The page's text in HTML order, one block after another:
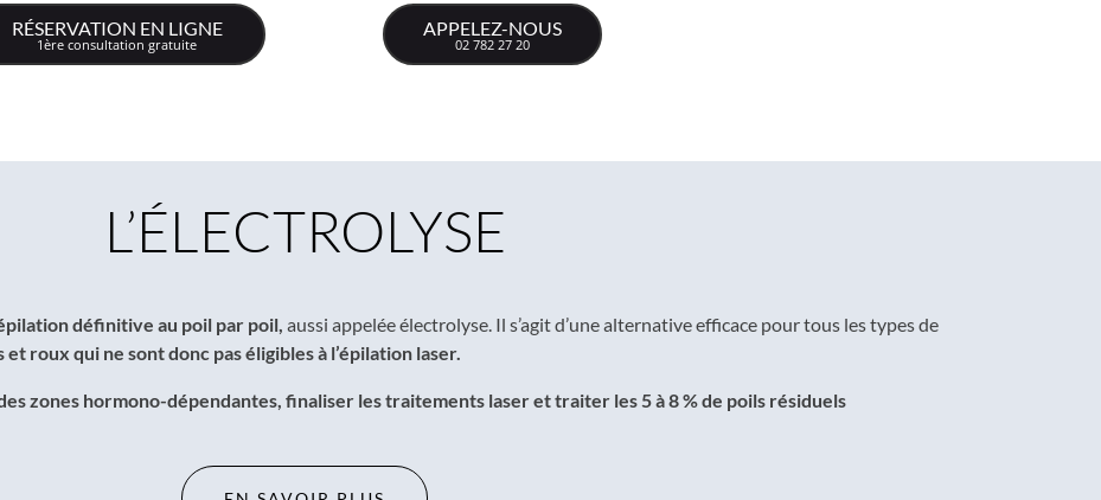
RÉSERVATION EN LIGNE
1ère consultation gratuite
APPELEZ-NOUS
02 782 27 20
L’ÉLECTROLYSE
définitive au poil par poil, aussi appelée électrolyse. Il s’agit d’une alternative efficace pour tous les types de
roux qui ne sont donc pas éligibles à l’épilation laser.
zones hormono-dépendantes, finaliser les traitements laser et traiter les 5 à 8 % de poils résiduels